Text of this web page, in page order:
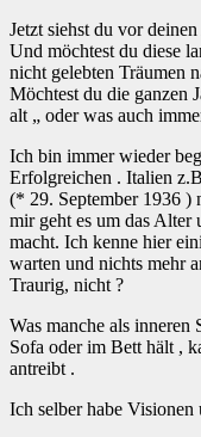
Jetzt siehst du vor
Und möchtest du diese
nicht gelebten Träumen
Möchtest du die ganzen
alt „ oder was auch
Ich bin immer wieder
Erfolgreichen . Italien
(* 29. September 1936 )
mir geht es um das Alter
macht. Ich kenne hier
warten und nichts mehr
Traurig, nicht ?
Was manche als inneren
Sofa oder im Bett hält ,
antreibt .
Ich selber habe